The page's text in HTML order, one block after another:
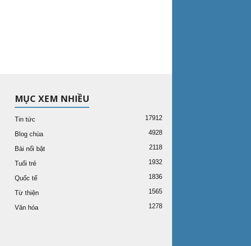
MỤC XEM NHIỀU
Tin tức 17912
Blog chùa 4928
Bài nổi bật 2118
Tuổi trẻ 1932
Quốc tế 1836
Từ thiện 1565
Văn hóa 1278